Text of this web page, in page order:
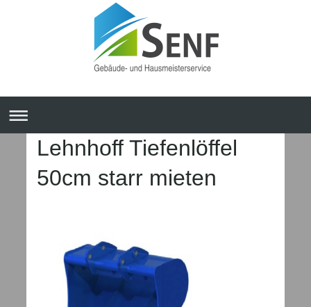
Lehnhoff Tiefenlöffel
50cm starr mieten